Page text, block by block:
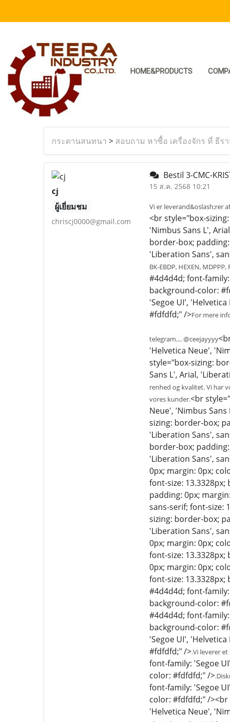
HOME&PRODUCTS
กระดานสนทนา > สอบถาม หาซื้อ เครื่องจักร ที่ ธีร
cj
ผู้เยี่ยมชม
chriscj0000@gmail.com
Bestil 3-CMC-
15 ส.ค. 2568 10:21
Vi er leverand&oslash;rer
<br style="box-
'Nimbus Sans L',
border-box;
'Liberation Sans',
BK-EBDP, HEXEN,
#4d4d4d; font-
background-color:
'Segoe UI',
#fdfdfd;" />For mere
telegram.... @ceejayyyy
'Helvetica Neue',
style="box-sizing:
Sans L', Arial,
renhed og kvalitet. Vi har
vores kunder.<br
Neue', 'Nimbus
sizing: border-box;
'Liberation Sans',
border-box;
'Liberation Sans',
0px; margin: 0px;
font-size:
padding: 0px;
sans-serif; font-size:
sizing: border-box;
'Liberation Sans',
0px; margin: 0px;
font-size:
0px; margin: 0px;
font-size:
#4d4d4d; font-
background-color:
#4d4d4d; font-
background-color:
'Segoe UI',
#fdfdfd;" />.Vi leverer
font-family: 'Segoe
color: #fdfdfd;" />
font-family: 'Segoe
color: #fdfdfd;" /><br
'Helvetica Neue',